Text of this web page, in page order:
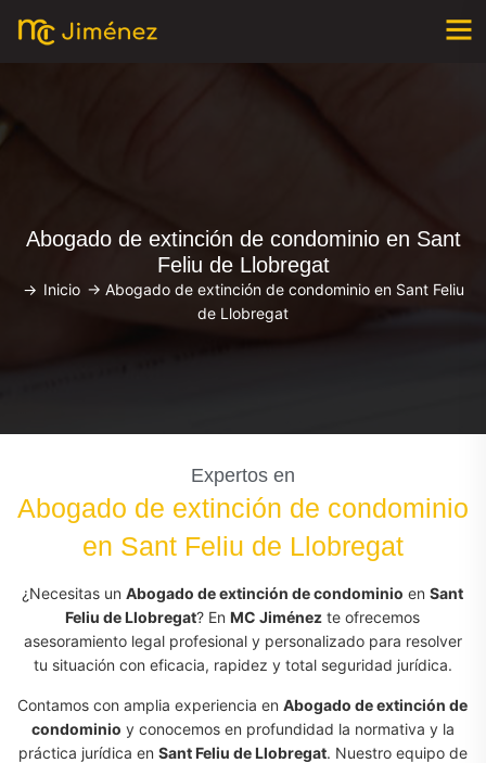
Abogado de extinción de condominio en Sant
Feliu de Llobregat
-> Inicio -> Abogado de extinción de condominio en Sant Feliu
de Llobregat
Expertos en
Abogado de extinción de condominio
en Sant Feliu de Llobregat
¿Necesitas unAbogado de extinción de condominio enSant
Feliu de Llobregat? EnMC Jiménez te ofrecemos
asesoramiento legal profesional y personalizado para resolver
tu situación con eficacia, rapidez y total seguridad jurídica.
Contamos con amplia experiencia enAbogado de extinción de
condominio y conocemos en profundidad la normativa y la
práctica jurídica en Sant Feliu de Llobregat. Nuestro equipo de